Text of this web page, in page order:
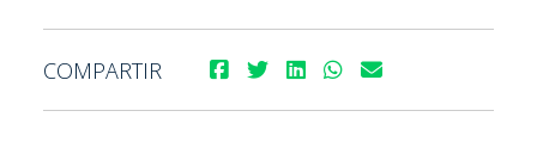
COMPARTIR